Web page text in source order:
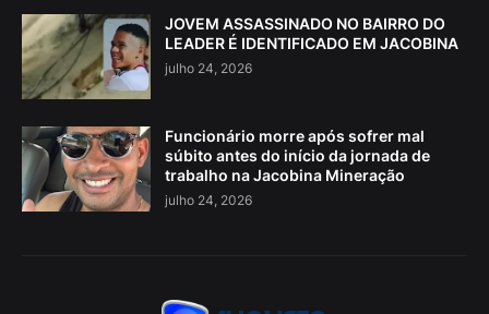
JOVEM ASSASSINADO NO BAIRRO DO
LEADER É IDENTIFICADO EM JACOBINA
julho 24, 2026
Funcionário morre após sofrer mal
súbito antes do início da jornada de
trabalho na Jacobina Mineração
julho 24, 2026